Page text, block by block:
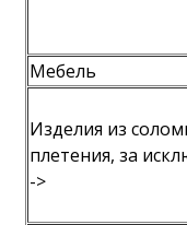
Мебель
Изделия из
плетения, за
->